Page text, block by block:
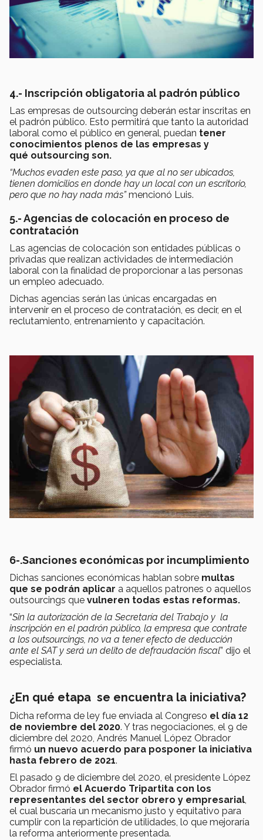
4.- Inscripción obligatoria al padrón público
Las empresas de outsourcing deberán estar inscritas en
el padrón público. Esto permitirá que tanto la autoridad
laboral como el público en general, puedan tener
conocimientos plenos de las empresas y
qué outsourcing son.
“Muchos evaden este paso, ya que al no ser ubicados,
tienen domicilios en donde hay un local con un escritorio,
pero que no hay nada más”mencionó Luis.
5.- Agencias de colocación en proceso de
contratación
Las agencias de colocación son entidades públicas o
privadas que realizan actividades de intermediación
laboral con la finalidad de proporcionar a las personas
un empleo adecuado.
Dichas agencias serán las únicas encargadas en
intervenir en el proceso de contratación, es decir, en el
reclutamiento, entrenamiento y capacitación.
6-.Sanciones económicas por incumplimiento
Dichas sanciones económicas hablan sobre multas
que se podrán aplicar a aquellos patrones o aquellos
outsourcings que vulneren todas estas reformas.
“Sin la autorización de la Secretaría del Trabajo y la
inscripción en el padrón público, la empresa que contrate
a los outsourcings, no va a tener efecto de deducción
ante el SAT y será un delito de defraudación fiscal” dijo el
especialista.
¿En qué etapa se encuentra la iniciativa?
Dicha reforma de ley fue enviada al Congreso el día 12
de noviembre del 2020. Y tras negociaciones, el 9 de
diciembre del 2020, Andrés Manuel López Obrador
firmó un nuevo acuerdo para posponer la iniciativa
hasta febrero de 2021.
El pasado 9 de diciembre del 2020, el presidente López
Obrador firmó el Acuerdo Tripartita con los
representantes del sector obrero y empresarial,
el cual buscaría un mecanismo justo y equitativo para
cumplir con la repartición de utilidades, lo que mejoraría
la reforma anteriormente presentada.